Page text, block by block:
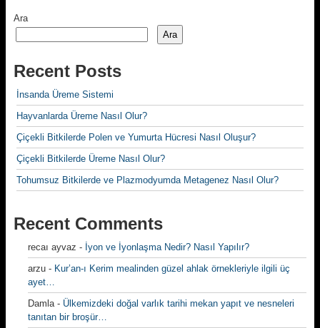
Ara
Ara
Recent Posts
İnsanda Üreme Sistemi
Hayvanlarda Üreme Nasıl Olur?
Çiçekli Bitkilerde Polen ve Yumurta Hücresi Nasıl Oluşur?
Çiçekli Bitkilerde Üreme Nasıl Olur?
Tohumsuz Bitkilerde ve Plazmodyumda Metagenez Nasıl Olur?
Recent Comments
recaı ayvaz - İyon ve İyonlaşma Nedir? Nasıl Yapılır?
arzu - Kur’an-ı Kerim mealinden güzel ahlak örnekleriyle ilgili üç
ayet…
Damla- Ülkemizdeki doğal varlık tarihi mekan yapıt ve nesneleri
tanıtan bir broşür…